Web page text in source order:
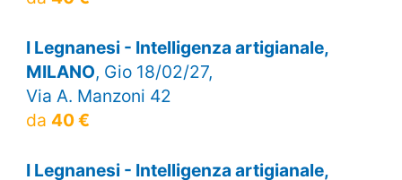
I Legnanesi - Intelligenza artigianale,
MILANO, Gio 18/02/27,
Via A. Manzoni 42
da 40 €
I Legnanesi - Intelligenza artigianale,